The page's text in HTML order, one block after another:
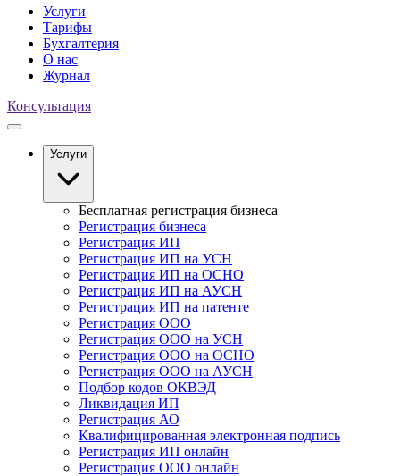
Услуги
Тарифы
Бухгалтерия
О нас
Журнал
Консультация
Услуги
Бесплатная регистрация бизнеса
Регистрация бизнеса
Регистрация ИП
Регистрация ИП на УСН
Регистрация ИП на ОСНО
Регистрация ИП на АУСН
Регистрация ИП на патенте
Регистрация ООО
Регистрация ООО на УСН
Регистрация ООО на ОСНО
Регистрация ООО на АУСН
Подбор кодов ОКВЭД
Ликвидация ИП
Регистрация АО
Квалифицированная электронная подпись
Регистрация ИП онлайн
Регистрация ООО онлайн